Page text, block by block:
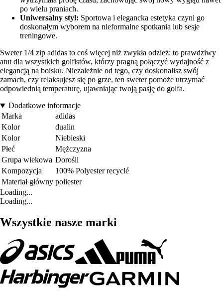
po wielu praniach.
Uniwersalny styl: Sportowa i elegancka estetyka czyni go
doskonałym wyborem na nieformalne spotkania lub sesje
treningowe.
Sweter 1/4 zip adidas to coś więcej niż zwykła odzież: to prawdziwy
atut dla wszystkich golfistów, którzy pragną połączyć wydajność z
elegancją na boisku. Niezależnie od tego, czy doskonalisz swój
zamach, czy relaksujesz się po grze, ten sweter pomoże utrzymać
odpowiednią temperaturę, ujawniając twoją pasję do golfa.
Dodatkowe informacje
Marka
adidas
Kolor
dualin
Kolor
Niebieski
Płeć
Mężczyzna
Grupa wiekowa Dorośli
Kompozycja
100% Polyester recyclé
Materiał główny poliester
Loading...
Loading...
Wszystkie nasze marki